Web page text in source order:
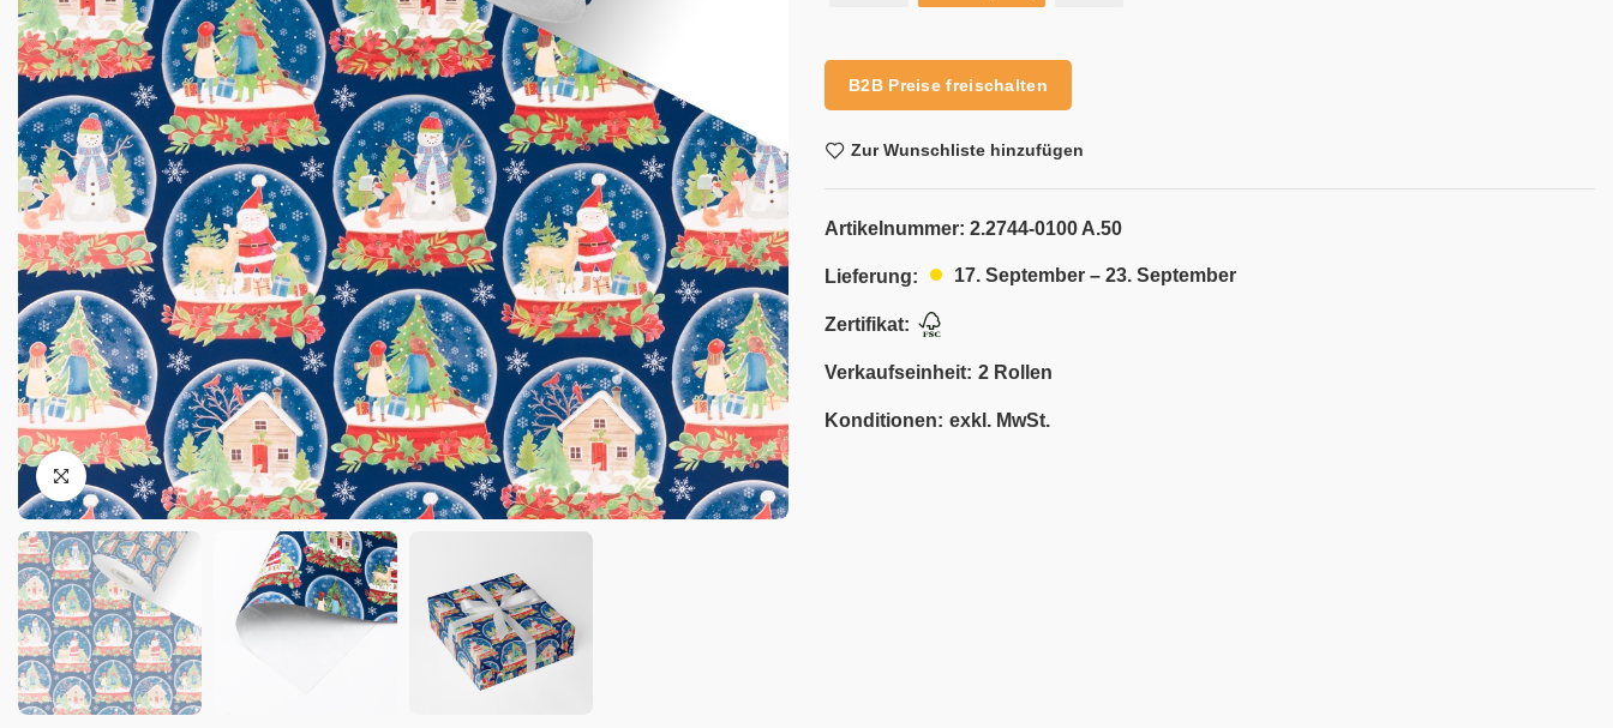
B2B Preise freischalten
Zur Wunschliste hinzufügen
Artikelnummer: 2.2744-0100 A.50
Lieferung: 17. September – 23. September
Zertifikat:
Verkaufseinheit: 2 Rollen
Konditionen: exkl. MwSt.